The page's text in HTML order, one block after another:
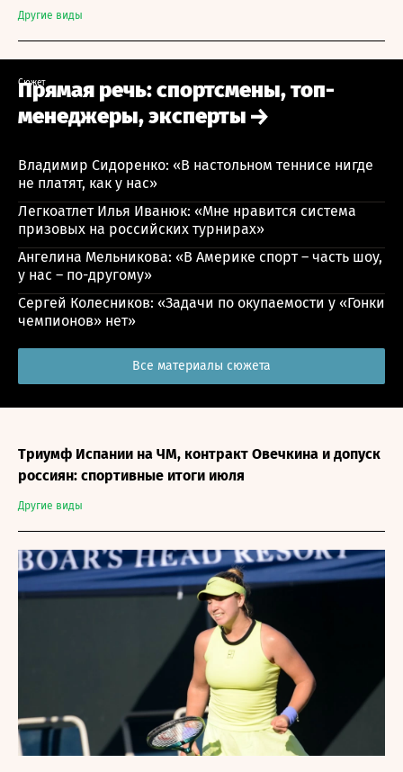
Другие виды
Сюжет
Прямая речь: спортсмены, топ-
менеджеры, эксперты
Владимир Сидоренко: «В настольном теннисе нигде
не платят, как у нас»
Легкоатлет Илья Иванюк: «Мне нравится система
призовых на российских турнирах»
Ангелина Мельникова: «В Америке спорт – часть шоу,
у нас – по-другому»
Сергей Колесников: «Задачи по окупаемости у «Гонки
чемпионов» нет»
Все материалы сюжета
Другие виды
Триумф Испании на ЧМ, контракт Овечкина и допуск
россиян: спортивные итоги июля